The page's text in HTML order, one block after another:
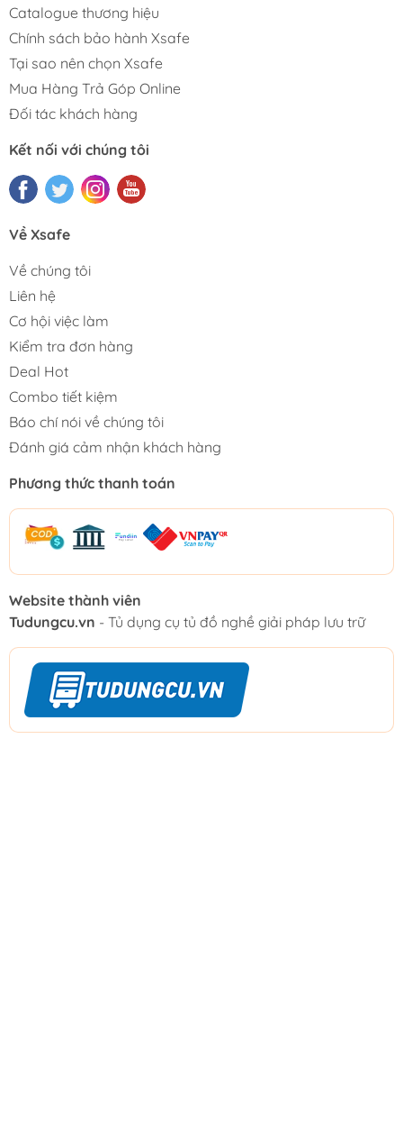
Catalogue thương hiệu
Chính sách bảo hành Xsafe
Tại sao nên chọn Xsafe
Mua Hàng Trả Góp Online
Đối tác khách hàng
Kết nối với chúng tôi
Về Xsafe
Về chúng tôi
Liên hệ
Cơ hội việc làm
Kiểm tra đơn hàng
Deal Hot
Combo tiết kiệm
Báo chí nói về chúng tôi
Đánh giá cảm nhận khách hàng
Phương thức thanh toán
Website thành viên
Tudungcu.vn - Tủ dụng cụ tủ đồ nghề giải pháp lưu trữ